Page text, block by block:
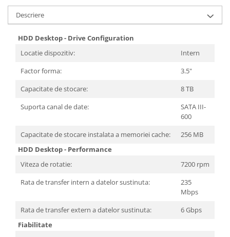
Descriere
HDD Desktop - Drive Configuration
Locatie dispozitiv:
Intern
Factor forma:
3.5"
Capacitate de stocare:
8 TB
Suporta canal de date:
SATA III-
600
Capacitate de stocare instalata a memoriei cache:
256 MB
HDD Desktop - Performance
Viteza de rotatie:
7200 rpm
Rata de transfer intern a datelor sustinuta:
235
Mbps
Rata de transfer extern a datelor sustinuta:
6 Gbps
Fiabilitate